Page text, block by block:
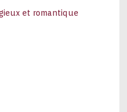
et romantique